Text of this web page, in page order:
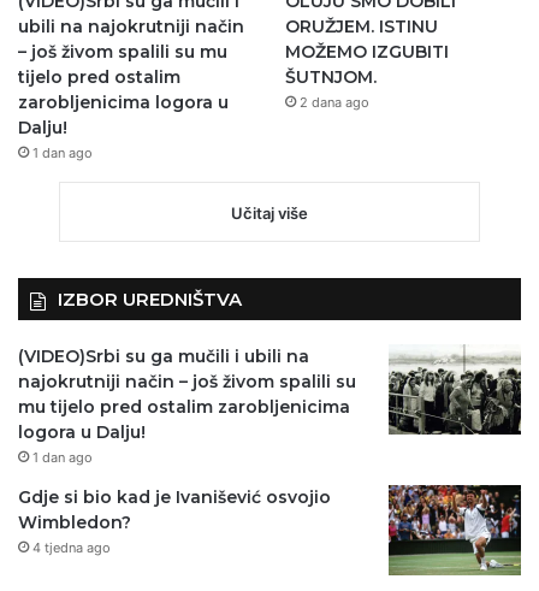
ubili na najokrutniji način
– još živom spalili su mu
tijelo pred ostalim
zarobljenicima logora u
Dalju!
1 dan ago
ORUŽJEM. ISTINU
MOŽEMO IZGUBITI
ŠUTNJOM.
2 dana ago
Učitaj više
IZBOR UREDNIŠTVA
(VIDEO)Srbi su ga mučili i ubili na
najokrutniji način – još živom spalili su
mu tijelo pred ostalim zarobljenicima
logora u Dalju!
1 dan ago
Gdje si bio kad je Ivanišević osvojio
Wimbledon?
4 tjedna ago